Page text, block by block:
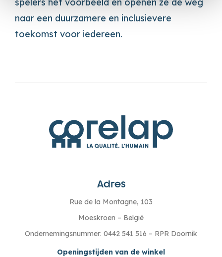
naar een duurzamere en inclusievere
toekomst voor iedereen.
Adres
Rue de la Montagne, 103
Moeskroen – België
Ondernemingsnummer: 0442 541 516 – RPR Doornik
Openingstijden van de winkel